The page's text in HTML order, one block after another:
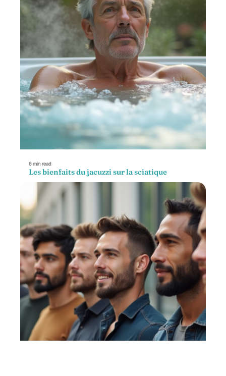
6 min read
Les bienfaits du jacuzzi sur la sciatique